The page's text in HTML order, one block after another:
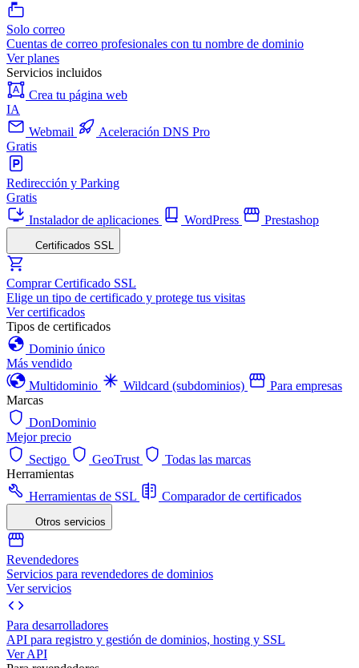
Solo correo
Cuentas de correo profesionales con tu nombre de dominio
Ver planes
Servicios incluidos
Crea tu página web
IA
Webmail
Aceleración DNS Pro
Gratis
Redirección y Parking
Gratis
Instalador de aplicaciones
WordPress Prestashop
Certificados SSL
Comprar Certificado SSL
Elige un tipo de certificado y protege tus visitas
Ver certificados
Tipos de certificados
Dominio único
Más vendido
Multidominio
Wildcard (subdominios)
Para empresas
Marcas
DonDominio
Mejor precio
Sectigo
GeoTrust
Todas las marcas
Herramientas
Herramientas de SSL
Comparador de certificados
Otros servicios
Revendedores
Servicios para revendedores de dominios
Ver servicios
Para desarrolladores
API para registro y gestión de dominios, hosting y SSL
Ver API